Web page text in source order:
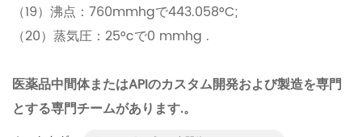
（19）沸点：760mmhgで443.058°C;
（20）蒸気圧：25°cで0 mmhg .
医薬品中間体またはAPIのカスタム開発および製造を専門
とする専門チームがあります.。